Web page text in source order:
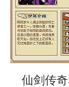
仙剑传奇